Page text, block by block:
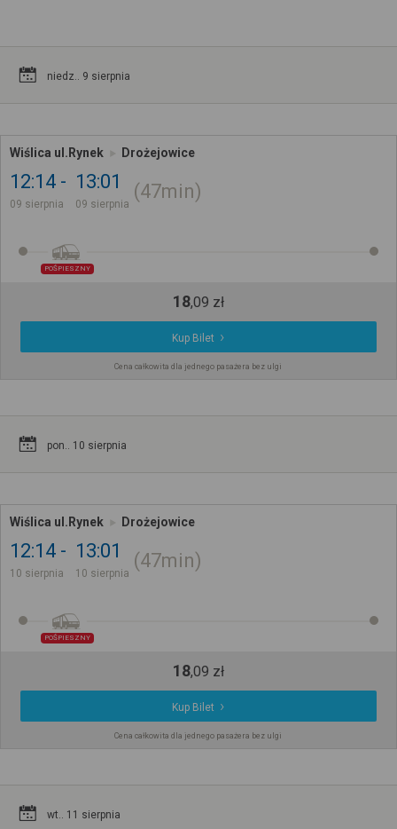
niedz.. 9 sierpnia
Wiślica ul.Rynek Drożejowice
12:14
09 sierpnia
13:01
09 sierpnia
47min
POŚPIESZNY
18,09 zł
Kup Bilet
Cena całkowita dla jednego pasażera bez ulgi
pon.. 10 sierpnia
Wiślica ul.Rynek Drożejowice
12:14
10 sierpnia
13:01
10 sierpnia
47min
POŚPIESZNY
18,09 zł
Kup Bilet
Cena całkowita dla jednego pasażera bez ulgi
wt.. 11 sierpnia